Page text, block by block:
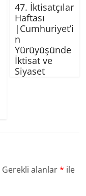
47. İktisatçılar
Haftası
|Cumhuriyet’i
n
Yürüyüşünde
İktisat ve
Siyaset
Gerekli alanlar* ile